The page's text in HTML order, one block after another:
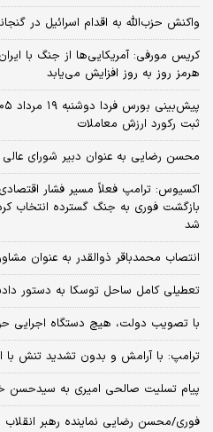
واکنش حزب‌الله به اقدام اسرائیل در
کریس مورفی: آمریکایی‌ها از جنگ با
هرمز روز به روز افزایش می‌یابد
ثبت رکورد ارزش معاملات
محسن رضایی به عنوان دبیر شورای
اکسیوس: ترامپ فعلاً مسیر فشار
بازگشت فوری به جنگ گسترده انتخاب
شد
انتصاب محمدباقر ذوالقدر به عنوان
تعطیلی کامل ساحل توسکا به دستور
با تصویب دولت، هیچ دستگاه اجرایی
ترامپ: با آرامش و بدون تشدید تنش با
پیام تسلیت صالحی امیری به سیدحسن
فوری/محسن رضایی نماینده رهبر